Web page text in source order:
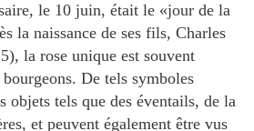
le 10 juin, était le «jour de la
la naissance de ses fils, Charles
la rose unique est souvent
De tels symboles
objets tels que des éventails, de la
et peuvent également être vus